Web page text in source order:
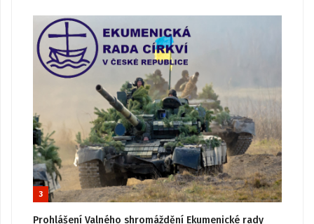
3
Prohlášení Valného shromáždění Ekumenické rady